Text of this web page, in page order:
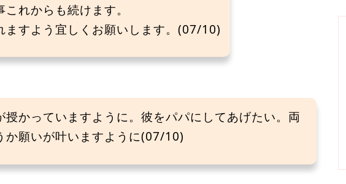
れからも続けます。
ますよう宜しくお願いします。(07/10)
かっていますように。彼をパパにしてあげたい。両
か願いが叶いますように(07/10)